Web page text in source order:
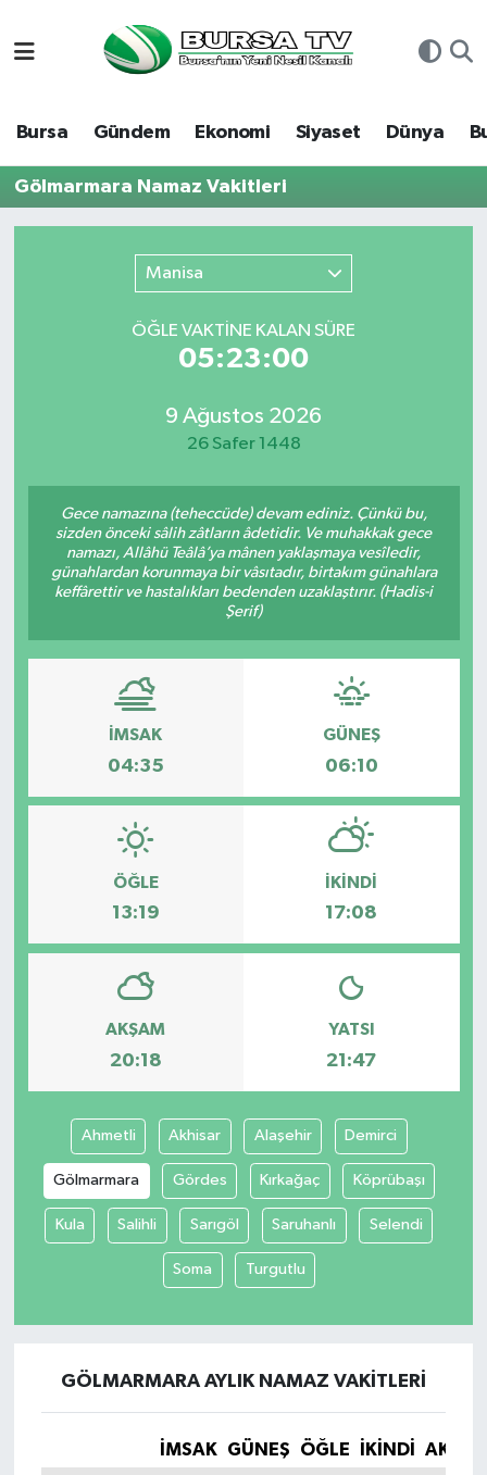
Bursa Gündem Ekonomi Siyaset Dünya
Gölmarmara Namaz Vakitleri
Manisa
ÖĞLE VAKTİNE KALAN SÜRE
05:23:00
9 Ağustos 2026
26 Safer 1448
Gece namazına (teheccüde) devam ediniz. Çünkü bu,
sizden önceki sâlih zâtların âdetidir. Ve muhakkak gece
namazı, Allâhü Teâlâ’ya mânen yaklaşmaya vesîledir,
günahlardan korunmaya bir vâsıtadır, birtakım günahlara
keffârettir ve hastalıkları bedenden uzaklaştırır. (Hadis-i
Şerif)
İMSAK
04:35
GÜNEŞ
06:10
ÖĞLE
13:19
İKINDI
17:08
AKŞAM
20:18
YATSI
21:47
Ahmetli Akhisar Alaşehir Demirci
Gölmarmara Gördes Kırkağaç Köprübaşı
Kula Salihli Sarıgöl Saruhanlı Selendi
Soma Turgutlu
GÖLMARMARA AYLIK NAMAZ VAKITLERI
İMSAK GÜNEŞ ÖĞLE İKINDI
Bursa
Dünya
Sağlık
Siyaset
Spor
Teknoloji
Hava Durumu
Namaz Vakitleri
Tüm Manşetler
Son Dakika Haberleri